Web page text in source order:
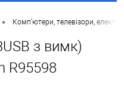
• Комп'ютери, телевізори,
з вимк)
R95598